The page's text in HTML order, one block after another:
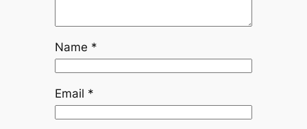
Name *
Email *